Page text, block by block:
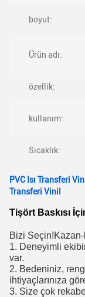
boyut:
Ürün adı:
özellik:
kullanım:
Sıcaklık:
PVC Isı Transferi
Transferi Vinil
Tişört Baskısı
Bizi
1. Deneyimli
var.
2. Bedeniniz,
ihtiyaçlarınıza
3. Size çok